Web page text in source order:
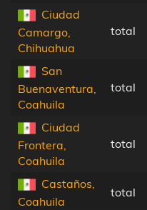
Ciudad
Camargo,
Chihuahua
total
San
Buenaventura,
Coahuila
total
Ciudad
Frontera,
Coahuila
total
Castaños,
Coahuila
total